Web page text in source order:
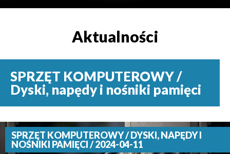
Aktualności
SPRZĘT KOMPUTEROWY /
Dyski, napędy i nośniki pamięci
SPRZĘT KOMPUTEROWY / DYSKI, NAPĘDY I
NOŚNIKI PAMIĘCI / 2024-04-11